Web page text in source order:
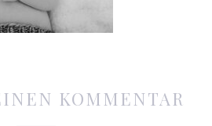
KOMMENTAR